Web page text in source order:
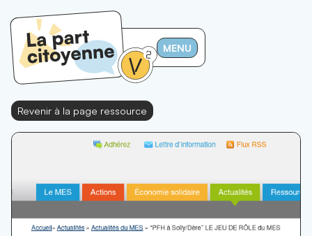
MENU
Revenir à la page ressource